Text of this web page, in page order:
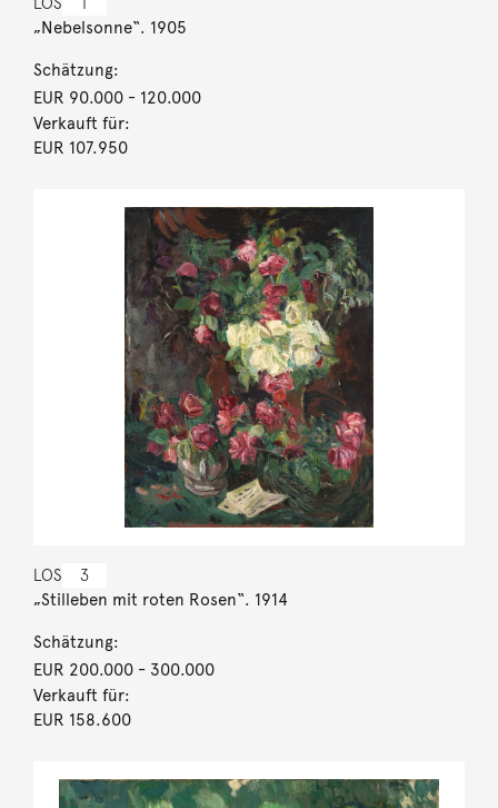
„Nebelsonne“. 1905
Schätzung:
EUR 90.000- 120.000
Verkauft für:
EUR 107.950
LOS 3
„Stilleben mit roten Rosen“. 1914
Schätzung:
EUR 200.000- 300.000
Verkauft für:
EUR 158.600